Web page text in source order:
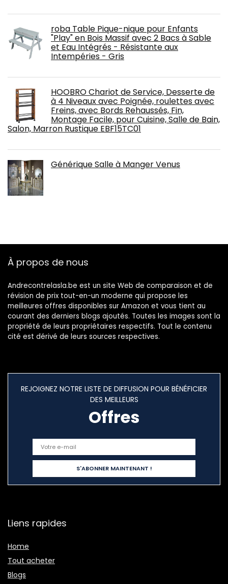
roba Table Pique-nique pour Enfants
"Play" en Bois Massif avec 2 Bacs à Sable
et Eau Intégrés - Résistante aux
Intempéries - Gris
HOOBRO Chariot de Service, Desserte de
à 4 Niveaux avec Poignée, roulettes avec
Freins, avec Bords Rehaussés, Fin,
Montage Facile, pour Cuisine, Salle de Bain,
Salon, Marron Rustique EBF15TC01
Générique Salle à Manger Venus
À propos de nous
Andrecontrelasla.be est un site Web de comparaison et de
révision de prix tout-en-un moderne qui propose les
meilleures offres disponibles sur Amazon et vous tient au
courant des derniers blogs ajoutés. Toutes les images sont la
propriété de leurs propriétaires respectifs. Tout le contenu
cité est dérivé de leurs sources respectives.
REJOIGNEZ NOTRE LISTE DE DIFFUSION POUR BÉNÉFICIER
DES MEILLEURS
Offres
Liens rapides
Home
Tout acheter
Blogs